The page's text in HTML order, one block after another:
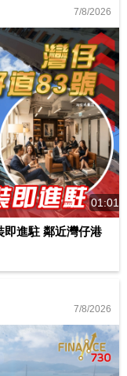
7/8/2026
01:01
即進駐 鄰近灣仔港
7/8/2026